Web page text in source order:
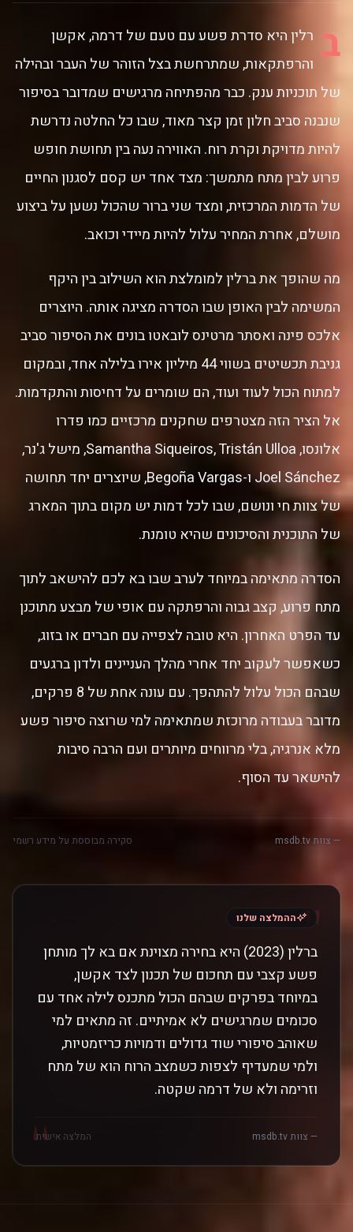
ב רלין היא סדרת פשע עם טעם של דרמה, אקשן
והרפתקאות, שמתרחשת בצל הזוהר של העבר ובהילה
של תוכניות ענק. כבר מהפתיחה מרגישים שמדובר בסיפור
שנבנה סביב חלון זמן קצר מאוד, שבו כל החלטה נדרשת
להיות מדויקת וקרת רוח. האווירה נעה בין תחושת חופש
פרוע לבין מתח מתמשך: מצד אחד יש קסם לסגנון החיים
של הדמות המרכזית, ומצד שני ברור שהכול נשען על ביצוע
מושלם, אחרת המחיר עלול להיות מיידי וכואב.
מה שהופך את ברלין למומלצת הוא השילוב בין היקף
המשימה לבין האופן שבו הסדרה מציגה אותה. היוצרים
אלכס פינה ואסתר מרטינס לובאטו בונים את הסיפור סביב
גניבת תכשיטים בשווי 44 מיליון אירו בלילה אחד, ובמקום
למתוח הכול לעוד ועוד, הם שומרים על דחיסות והתקדמות.
אל הציר הזה מצטרפים שחקנים מרכזיים כמו פדרו
אלונסו, Samantha Siqueiros, Tristán Ulloa, מישל ג'נר,
Joel Sánchez ו-Begoña Vargas, שיוצרים יחד תחושה
של צוות חי ונושם, שבו לכל דמות יש מקום בתוך המארג
של התוכנית והסיכונים שהיא טומנת.
הסדרה מתאימה במיוחד לערב שבו בא לכם להישאב לתוך
מתח פרוע, קצב גבוה והרפתקה עם אופי של מבצע מתוכנן
עד הפרט האחרון. היא טובה לצפייה עם חברים או בזוג,
כשאפשר לעקוב יחד אחרי מהלך העניינים ולדון ברגעים
שבהם הכול עלול להתהפך. עם עונה אחת של 8 פרקים,
מדובר בעבודה מרוכזת שמתאימה למי שרוצה סיפור פשע
מלא אנרגיה, בלי מרווחים מיותרים ועם הרבה סיבות
להישאר עד הסוף.
— צוות msdb.tv סקירה מבוססת על מידע רשמי
"
"
ההמלצה שלנו
ברלין (2023) היא בחירה מצוינת אם בא לך מותחן
פשע קצבי עם תחכום של תכנון לצד אקשן,
במיוחד בפרקים שבהם הכול מתכנס לילה אחד עם
סכומים שמרגישים לא אמיתיים. זה מתאים למי
שאוהב סיפורי שוד גדולים ודמויות כריזמטיות,
ולמי שמעדיף לצפות כשמצב הרוח הוא של מתח
וזרימה ולא של דרמה שקטה.
— צוות msdb.tv המלצה אישית